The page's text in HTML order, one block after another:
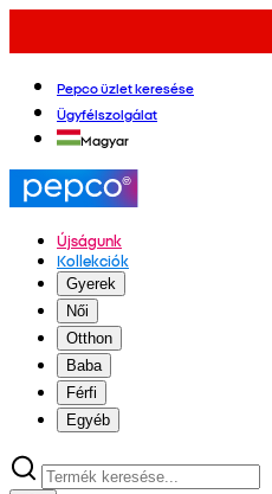
Pepco üzlet keresése
Ügyfélszolgálat
Magyar
Újságunk
Kollekciók
Gyerek
Női
Otthon
Baba
Férfi
Egyéb